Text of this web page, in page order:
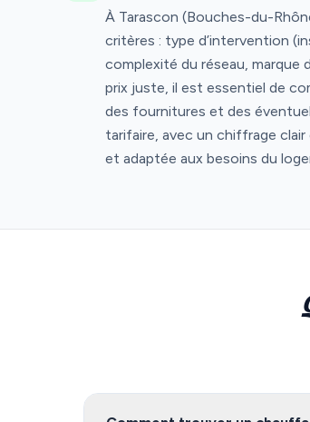
À Tarascon (Bouches-du-
critères : type d’intervention
complexité du réseau, marque
prix juste, il est essentiel de
des fournitures et des
tarifaire, avec un chiffrage
et adaptée aux besoins du